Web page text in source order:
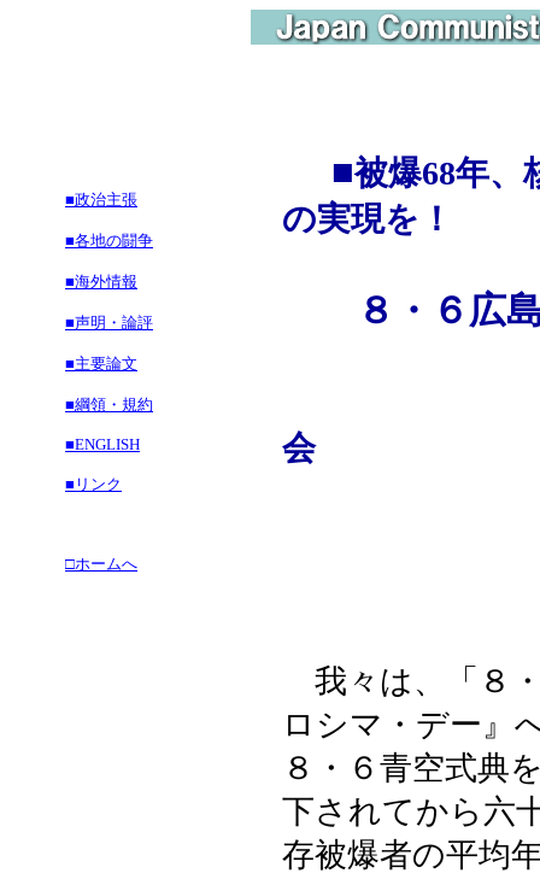
■政治主張
■各地の闘争
■海外情報
■声明・論評
■主要論文
■綱領・規約
■ENGLISH
■リンク
□ホームへ
■被爆68年、
の実現を！
８・６広島
会
我々は、「８
ロシマ・デー』
８・６青空式典
下されてから六
存被爆者の平均